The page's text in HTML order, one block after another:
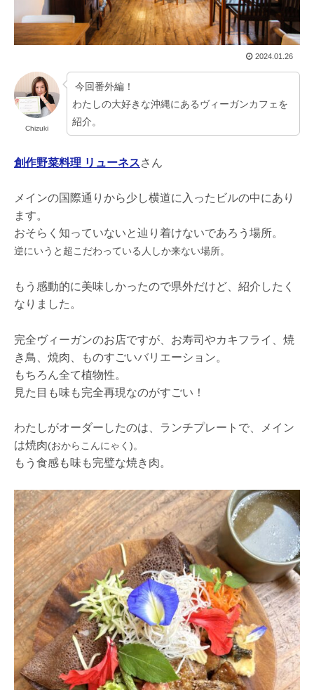
2024.01.26
Chizuki
今回番外編！
わたしの大好きな沖縄にあるヴィーガンカフェを
紹介。
創作野菜料理 リューネスさん
メインの国際通りから少し横道に入ったビルの中にあり
ます。
おそらく知っていないと辿り着けないであろう場所。
逆にいうと超こだわっている人しか来ない場所。
もう感動的に美味しかったので県外だけど、紹介したく
なりました。
完全ヴィーガンのお店ですが、お寿司やカキフライ、焼
き鳥、焼肉、ものすごいバリエーション。
もちろん全て植物性。
見た目も味も完全再現なのがすごい！
わたしがオーダーしたのは、ランチプレートで、メイン
は焼肉(おからこんにゃく)。
もう食感も味も完璧な焼き肉。